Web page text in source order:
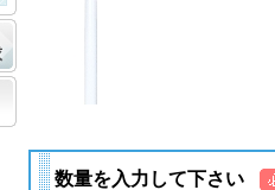
数量を入力して下さい